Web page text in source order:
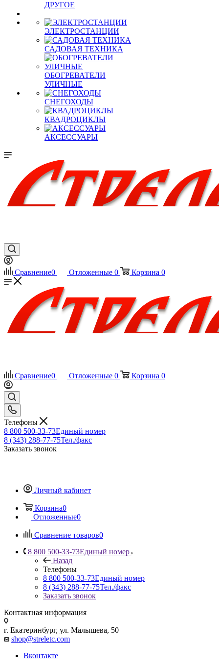
ДРУГОЕ
ЭЛЕКТРОСТАНЦИИ
САДОВАЯ ТЕХНИКА
ОБОГРЕВАТЕЛИ
УЛИЧНЫЕ
СНЕГОХОДЫ
КВАДРОЦИКЛЫ
АКСЕССУАРЫ
Сравнение0 Отложенные 0 Корзина 0
Сравнение0 Отложенные 0 Корзина 0
Телефоны
8 800 500-33-73Единый номер
8 (343) 288-77-75Тел./факс
Заказать звонок
Личный кабинет
Корзина0
Отложенные0
Сравнение товаров0
8 800 500-33-73Единый номер
Назад
Телефоны
8 800 500-33-73Единый номер
8 (343) 288-77-75Тел./факс
Заказать звонок
Контактная информация
г. Екатеринбург, ул. Малышева, 50
shop@streletc.com
Вконтакте